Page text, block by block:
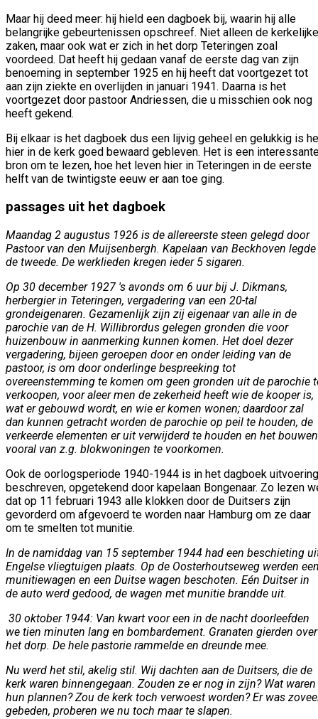
Maar hij deed meer: hij hield een dagboek bij, waarin hij alle
belangrijke gebeurtenissen opschreef. Niet alleen de kerkelijke
zaken, maar ook wat er zich in het dorp Teteringen zoal
voordeed. Dat heeft hij gedaan vanaf de eerste dag van zijn
benoeming in september 1925 en hij heeft dat voortgezet tot
aan zijn ziekte en overlijden in januari 1941. Daarna is het
voortgezet door pastoor Andriessen, die u misschien ook nog
heeft gekend.
Bij elkaar is het dagboek dus een lijvig geheel en gelukkig is
hier in de kerk goed bewaard gebleven. Het is een
bron om te lezen, hoe het leven hier in Teteringen in de eerste
helft van de twintigste eeuw er aan toe ging.
passages uit het dagboek
Maandag 2 augustus 1926 is de allereerste steen gelegd door
Pastoor van den Muijsenbergh. Kapelaan van Beckhoven legde
de tweede. De werklieden kregen ieder 5 sigaren.
Op 30 december 1927 's avonds om 6 uur bij J. Dikmans,
herbergier in Teteringen, vergadering van een 20-tal
grondeigenaren. Gezamenlijk zijn zij eigenaar van alle in de
parochie van de H. Willi­brordus gelegen gronden die voor
huizenbouw in aanmerking kunnen komen. Het doel dezer
vergadering, bijeen geroepen door en onder leiding van de
pastoor, is om door onderlinge bespreeking tot
overeenstemming te komen om geen gronden uit de parochie
verkoopen, voor aleer men de zekerheid heeft wie de kooper is,
wat er gebouwd wordt, en wie er komen wonen; daardoor zal
dan kunnen getracht worden de parochie op peil te houden, de
verkeerde elementen er uit verwijderd te houden en het bouwen
vooral van z.g. blokwoningen te voorkomen.
Ook de oorlogsperiode 1940-1944 is in het dagboek uitvoering
beschreven, opgetekend door kapelaan Bongenaar. Zo lezen
dat op 11 februari 1943 alle klokken door de Duitsers zijn
gevorderd om afgevoerd te worden naar Hamburg om ze daar
om te smelten tot munitie.
In de namiddag van 15 september 1944 had een beschieting
Engelse vliegtuigen plaats. Op de Oosterhoutseweg werden
munitiewagen en een Duitse wagen beschoten. Eén Duitser in
de auto werd gedood, de wagen met munitie brandde uit.
30 oktober 1944: Van kwart voor een in de nacht doorleefden
we tien minuten lang en bombardement. Granaten gierden over
het dorp. De hele pastorie rammelde en dreunde mee.
Nu werd het stil, akelig stil. Wij dachten aan de Duitsers, die de
kerk waren binnengegaan. Zouden ze er nog in zijn? Wat waren
hun plannen? Zou de kerk toch verwoest worden? Er was
gebeden, proberen we nu toch maar te slapen.